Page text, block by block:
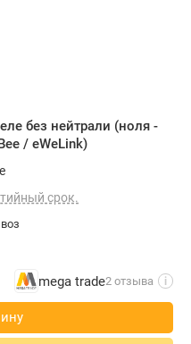
без нейтрали (ноля -
/ eWeLink)
срок.
mega trade2 отзыва i